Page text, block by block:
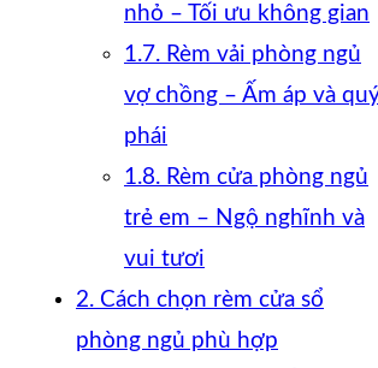
nhỏ – Tối ưu không gian
1.7. Rèm vải phòng ngủ
vợ chồng – Ấm áp và
phái
1.8. Rèm cửa phòng ngủ
trẻ em – Ngộ nghĩnh và
vui tươi
2. Cách chọn rèm cửa sổ
phòng ngủ phù hợp